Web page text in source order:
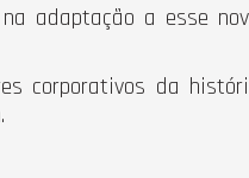
adaptação a esse
corporativos da